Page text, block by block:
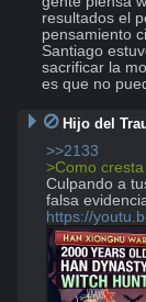
resultados el
pensamiento
Santiago
sacrificar la
es que no
Hijo del
>>2133
>Como
Culpando a
https://